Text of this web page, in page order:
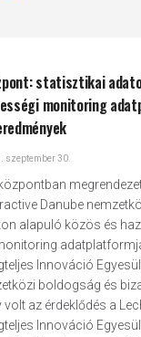
statisztikai
monitoring
szeptember 30.
Danube
alapuló közös és
Innováció
boldogság és
volt az érdeklődés a
Innováció